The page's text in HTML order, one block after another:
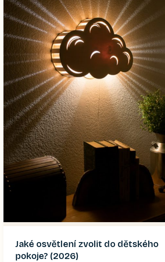
Jaké osvětlení zvolit do dětského
pokoje? (2026)